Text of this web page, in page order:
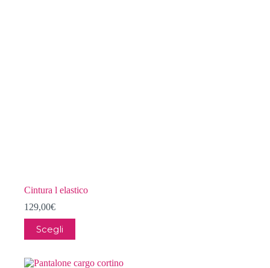
Cintura l elastico
129,00€
Scegli
prodotto
più